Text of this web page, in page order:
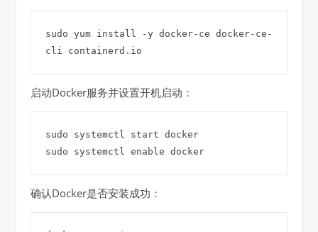
sudo yum install -y docker-ce docker-ce-
cli containerd.io
启动Docker服务并设置开机启动：
sudo systemctl start docker
确认Docker是否安装成功：